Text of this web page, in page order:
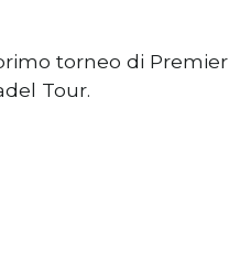
torneo di Premier
Tour.